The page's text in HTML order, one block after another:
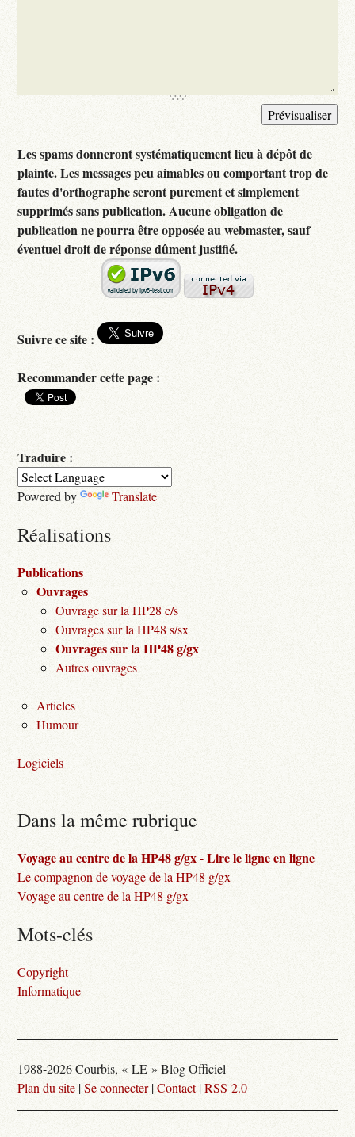
Les spams donneront systématiquement lieu à dépôt de
plainte. Les messages peu aimables ou comportant trop de
fautes d'orthographe seront purement et simplement
supprimés sans publication. Aucune obligation de
publication ne pourra être opposée au webmaster, sauf
éventuel droit de réponse dûment justifié.
Suivre ce site :
Recommander cette page :
Traduire :
Powered by Translate
Réalisations
Publications
Ouvrages
Ouvrage sur la HP28 c/s
Ouvrages sur la HP48 s/sx
Ouvrages sur la HP48 g/gx
Autres ouvrages
Articles
Humour
Logiciels
Dans la même rubrique
Voyage au centre de la HP48 g/gx - Lire le ligne en ligne
Le compagnon de voyage de la HP48 g/gx
Voyage au centre de la HP48 g/gx
Mots-clés
Copyright
Informatique
1988-2026 Courbis, « LE » Blog Officiel
Plan du site |Se connecter|Contact|RSS 2.0